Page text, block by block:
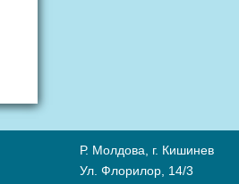
Р. Молдова, г. Кишинев
Ул. Флорилор, 14/3